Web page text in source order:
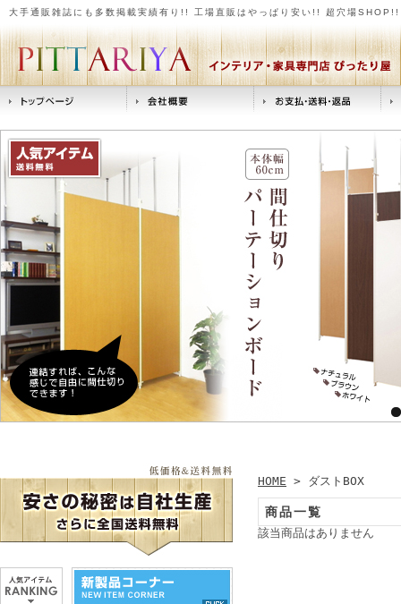
大手通販雑誌にも多数掲載実績有り!! 工場直販はやっぱり安い!! 超穴場
HOME > ダストBOX
商品一覧
該当商品はありません